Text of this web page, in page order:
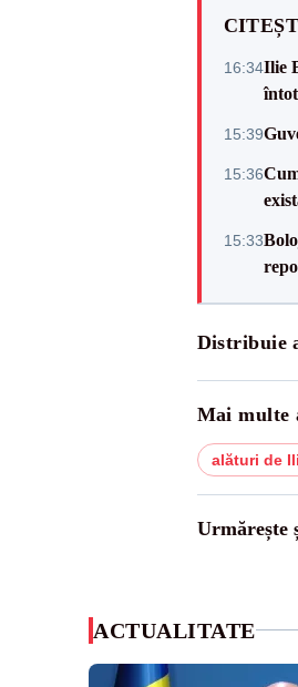
16:34Ilie
15:39
15:36
15:33
Distribuie
Mai multe
alături de
Urmărește
ACTUALITATE